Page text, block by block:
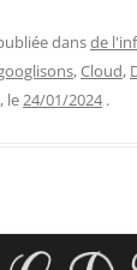
dansde
,Cloud,
, le24/01/2024 .